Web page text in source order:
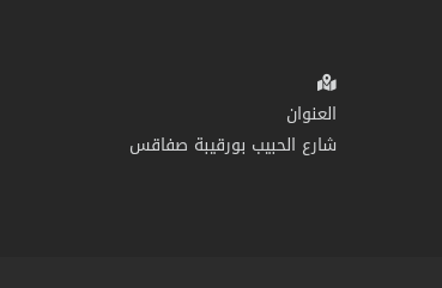
العنوان
شارع الحبيب بورقيبة صفاقس